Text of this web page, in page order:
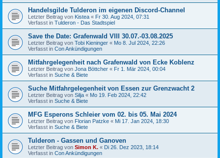
Handelsgilde Tulderon im eigenen Discord-Channel
Letzter Beitrag von Kistea « Fr 30. Aug 2024, 07:31
Verfasst in Tulderon - Das Stadtspiel
Save the Date: Grafenwald VIII 30.07.-03.08.2025
Letzter Beitrag von Tobi Kieninger « Mo 8. Jul 2024, 22:26
Verfasst in Con Ankündigungen
Mitfahrgelegenheit nach Grafenwald von Ecke Koblenz
Letzter Beitrag von Jona Böttcher « Fr 1. Mär 2024, 00:04
Verfasst in Suche & Biete
Suche Mitfahrgelegenheit von Essen zur Grenzwacht 2
Letzter Beitrag von Silja « Mo 19. Feb 2024, 22:42
Verfasst in Suche & Biete
MFG Esperons Schleier vom 02. bis 05. Mai 2024
Letzter Beitrag von Florian Patzke « Mi 17. Jan 2024, 18:30
Verfasst in Suche & Biete
Tulderon - Gassen und Ganoven
Letzter Beitrag von Simon K. « Di 26. Dez 2023, 18:14
Verfasst in Con Ankündigungen